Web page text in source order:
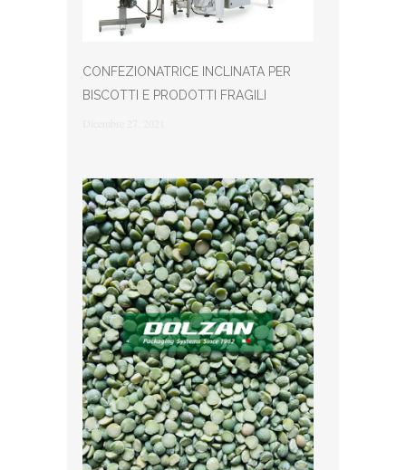
CONFEZIONATRICE INCLINATA PER
BISCOTTI E PRODOTTI FRAGILI